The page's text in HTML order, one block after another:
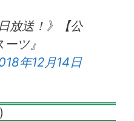
放送！》【公
ツ』
年12月14日